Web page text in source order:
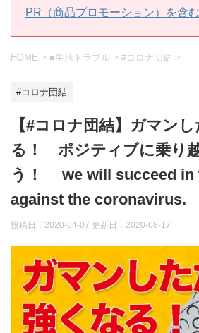
PR（商品プロモーション）を含
HOME > ■生活トラブル > #コロナ団結 >
#コロナ団結
【#コロナ団結】ガマン
る！ ポジティブに乗り
う！ we will succeed in
against the coronavirus.
投稿日：2020-04-07 更新日： 2020-08-17